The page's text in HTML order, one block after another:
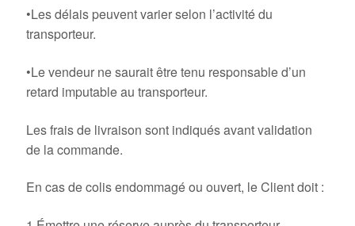
•Les délais peuvent varier selon l’activité du
transporteur.
•Le vendeur ne saurait être tenu responsable d’un
retard imputable au transporteur.
Les frais de livraison sont indiqués avant validation
de la commande.
En cas de colis endommagé ou ouvert, le Client doit :